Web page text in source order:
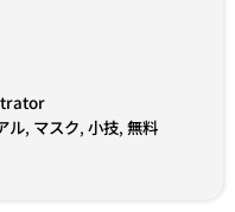
ル, マスク, 小技, 無料